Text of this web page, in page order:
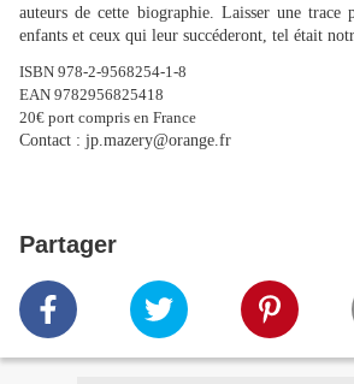
auteurs de cette biographie. Laisser une trace
enfants et ceux qui leur succéderont, tel était
ISBN 978-2-9568254-1-8
EAN 9782956825418
20€ port compris en France
Contact : jp.mazery@orange.fr
Partager